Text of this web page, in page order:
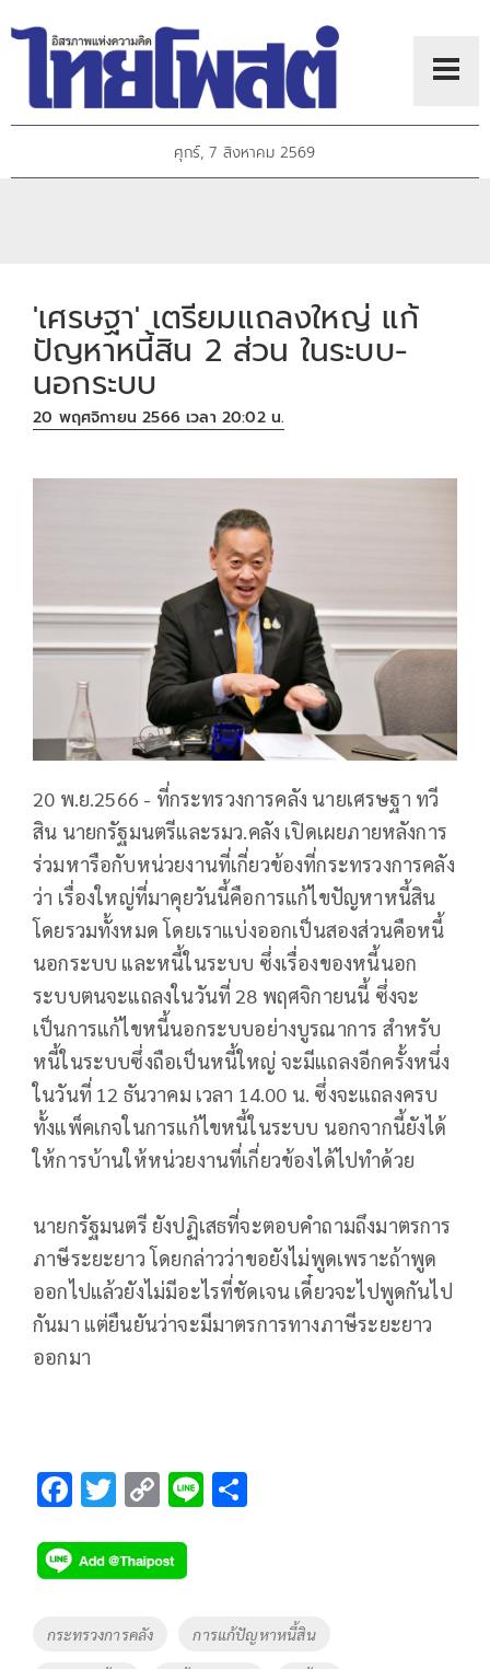
ศุกร์, 7 สิงหาคม 2569
'เศรษฐา' เตรียมแถลงใหญ่ แก้
ปัญหาหนี้สิน 2 ส่วน ในระบบ-
นอกระบบ
20 พฤศจิกายน 2566 เวลา 20:02 น.
20 พ.ย.2566 - ที่กระทรวงการคลัง นายเศรษฐา ทวี
สิน นายกรัฐมนตรีและรมว.คลัง เปิดเผยภายหลังการ
ร่วมหารือกับหน่วยงานที่เกี่ยวข้องที่กระทรวงการคลัง
ว่า เรื่องใหญ่ที่มาคุยวันนี้คือการแก้ไขปัญหาหนี้สิน
โดยรวมทั้งหมด โดยเราแบ่งออกเป็นสองส่วนคือหนี้
นอกระบบ และหนี้ในระบบ ซึ่งเรื่องของหนี้นอก
ระบบตนจะแถลงในวันที่ 28 พฤศจิกายนนี้ ซึ่งจะ
เป็นการแก้ไขหนี้นอกระบบอย่างบูรณาการ สำหรับ
หนี้ในระบบซึ่งถือเป็นหนี้ใหญ่ จะมีแถลงอีกครั้งหนึ่ง
ในวันที่ 12 ธันวาคม เวลา 14.00 น. ซึ่งจะแถลงครบ
ทั้งแพ็คเกจในการแก้ไขหนี้ในระบบ นอกจากนี้ยังได้
ให้การบ้านให้หน่วยงานที่เกี่ยวข้องได้ไปทำด้วย
นายกรัฐมนตรี ยังปฏิเสธที่จะตอบคำถามถึงมาตรการ
ภาษีระยะยาว โดยกล่าวว่าขอยังไม่พูดเพราะถ้าพูด
ออกไปแล้วยังไม่มีอะไรที่ชัดเจน เดี๋ยวจะไปพูดกันไป
กันมา แต่ยืนยันว่าจะมีมาตรการทางภาษีระยะยาว
ออกมา
F
e
b
o
T
tt
er
C
p
y
Li
Tags
กระทรวงการคลัง การแก้ปัญหาหนี้สิน